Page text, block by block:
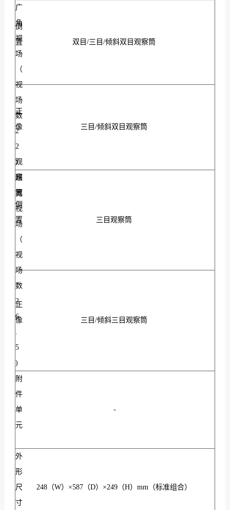
观
察
筒
广
角
视
场
（
视
场
数
2
2
)
倒
置
双目/三目/倾斜双目观察筒
正
像
三目/倾斜双目观察筒
超
宽
视
场
（
视
场
数
2
6
.
5
)
倒
置
三目观察筒
正
像
三目/倾斜三目观察筒
附
件
单
元
-
外
形
尺
寸
248（W）×587（D）×249（H）mm（标准组合）